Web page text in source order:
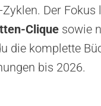
Der Fokus
Clique sowie
die komplette
bis 2026.